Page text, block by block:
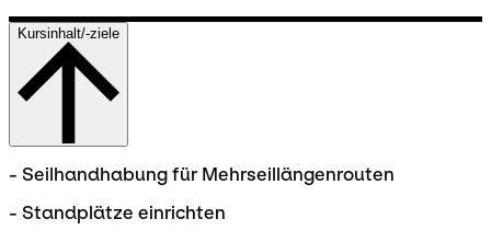
Kursinhalt/-ziele
- Seilhandhabung für Mehrseillängenrouten
- Standplätze einrichten